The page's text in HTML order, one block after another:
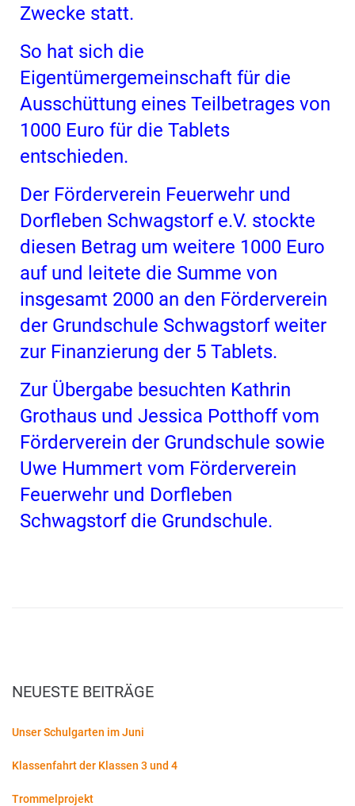
Zwecke statt.
So hat sich die
Eigentümergemeinschaft für die
Ausschüttung eines Teilbetrages von
1000 Euro für die Tablets
entschieden.
Der Förderverein Feuerwehr und
Dorfleben Schwagstorf e.V. stockte
diesen Betrag um weitere 1000 Euro
auf und leitete die Summe von
insgesamt 2000 an den Förderverein
der Grundschule Schwagstorf weiter
zur Finanzierung der 5 Tablets.
Zur Übergabe besuchten Kathrin
Grothaus und Jessica Potthoff vom
Förderverein der Grundschule sowie
Uwe Hummert vom Förderverein
Feuerwehr und Dorfleben
Schwagstorf die Grundschule.
NEUESTE BEITRÄGE
Unser Schulgarten im Juni
Klassenfahrt der Klassen 3 und 4
Trommelprojekt